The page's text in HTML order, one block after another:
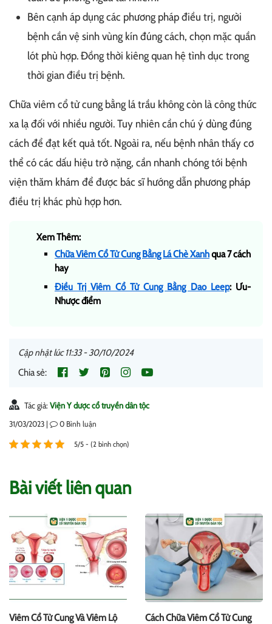
Bên cạnh áp dụng các phương pháp điều trị, người
bệnh cần vệ sinh vùng kín đúng cách, chọn mặc quần
lót phù hợp. Đồng thời kiêng quan hệ tình dục trong
thời gian điều trị bệnh.
Chữa viêm cổ tử cung bằng lá trầu không còn là công thức
xa lạ đối với nhiều người. Tuy nhiên cần chú ý dùng đúng
cách để đạt kết quả tốt. Ngoài ra, nếu bệnh nhân thấy cơ
thể có các dấu hiệu trở nặng, cần nhanh chóng tới bệnh
viện thăm khám để được bác sĩ hướng dẫn phương pháp
điều trị khác phù hợp hơn.
Xem Thêm:
Chữa Viêm Cổ Tử Cung Bằng Lá Chè Xanhqua 7 cách
hay
Điều Trị Viêm Cổ Tử Cung Bằng Dao Leep: Ưu-
Nhược điểm
Cập nhật lúc 11:33 - 30/10/2024
Chia sẻ:
Tác giả: Viện Y dược cổ truyền dân tộc
31/03/2023 | 0 Bình luận
5/5 - (2 bình chọn)
Bài viết liên quan
Viêm Cổ Tử Cung Và Viêm Lộ
Cách Chữa Viêm Cổ Tử Cung